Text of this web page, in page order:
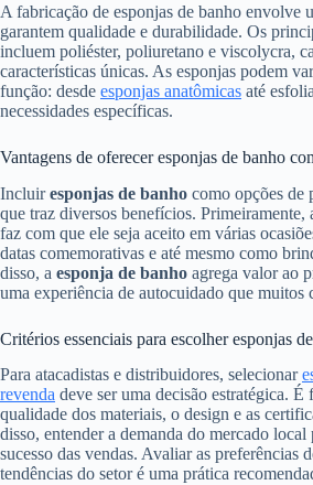
A fabricação de esponjas de banho envolve
garantem qualidade e durabilidade. Os
incluem poliéster, poliuretano e viscolycra,
características únicas. As esponjas podem
função: desde esponjas anatômicas até
necessidades específicas.
Vantagens de oferecer esponjas de banho
Incluiresponjas de banho como opções de
que traz diversos benefícios.
faz com que ele seja aceito em várias
datas comemorativas e até mesmo como
disso, a esponja de banho agrega valor ao
uma experiência de autocuidado que muitos
Critérios essenciais para escolher esponjas
Para atacadistas e distribuidores, selecionar
revenda deve ser uma decisão estratégica. É
qualidade dos materiais, o design e as
disso, entender a demanda do mercado
sucesso das vendas. Avaliar as preferências
tendências do setor é uma prática